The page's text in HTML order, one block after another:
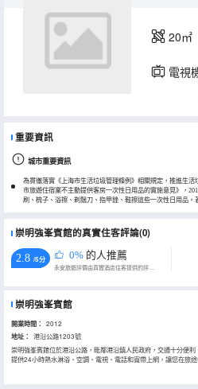
20㎡
電視
重要資訊
城市重要資訊
為貫徹落實《上海市生活垃圾管理條例》相關規定，推進生
市旅遊住宿業不主動提供客房一次性日用品的實施意見》，
刷、梳子、浴擦、剃鬚刀、指甲銼、鞋擦這些一次性日用品。
崇明強峯賓館的真實住客評論(0)
2.8 /5分 0% 的人推薦
永安旅遊評價由真實酒店住客提供的評價。
崇明強峯賓館
開業時間： 2012
地址：
港沿公路1203號
崇明強峯賓館位於港沿公路，毗鄰港沿鎮人民政府，交通十分便
提供24小時熱水淋浴、空調、電視、電話和寬帶上網，讓您在旅